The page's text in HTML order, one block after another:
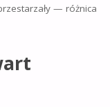
— różnica